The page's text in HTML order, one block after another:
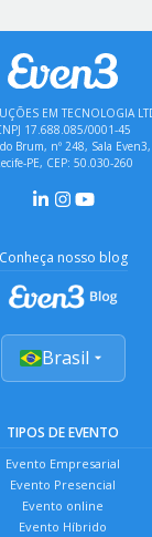
EM TECNOLOGIA
17.688.085/0001-45
Brum, nº 248, Sala Even3,
PE, CEP: 50.030-260
Conheça nosso blog
Brasil
TIPOS DE EVENTO
Evento Empresarial
Evento Presencial
Evento online
Evento Híbrido